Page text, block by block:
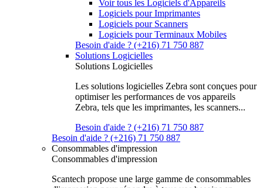
Voir tous les Logiciels d'Appareils
Logiciels pour Imprimantes
Logiciels pour Scanners
Logiciels pour Terminaux Mobiles
Besoin d'aide ? (+216) 71 750 887
Solutions Logicielles
Solutions Logicielles
Les solutions logicielles Zebra sont conçues pour
optimiser les performances de vos appareils
Zebra, tels que les imprimantes, les scanners...
Besoin d'aide ? (+216) 71 750 887
Besoin d'aide ? (+216) 71 750 887
Consommables d'impression
Consommables d'impression
Scantech propose une large gamme de consommables